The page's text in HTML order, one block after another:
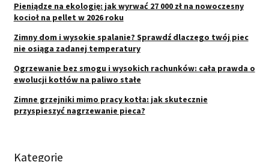
Pieniądze na ekologię: jak wyrwać 27 000 zł na nowoczesny
kocioł na pellet w 2026 roku
Zimny dom i wysokie spalanie? Sprawdź dlaczego twój piec
nie osiąga zadanej temperatury
Ogrzewanie bez smogu i wysokich rachunków: cała prawda o
ewolucji kotłów na paliwo stałe
Zimne grzejniki mimo pracy kotła: jak skutecznie
przyspieszyć nagrzewanie pieca?
Kategorie